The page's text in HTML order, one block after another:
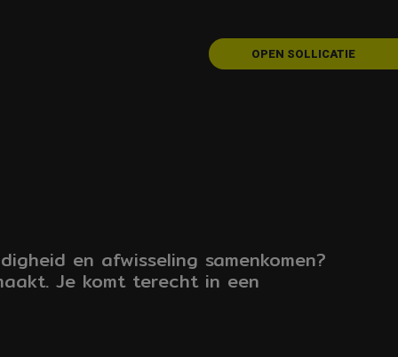
OPEN SOLLICATIE
en afwisseling samenkomen?
Je komt terecht in een